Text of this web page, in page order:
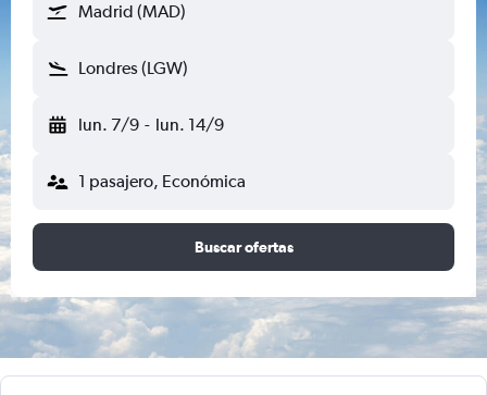
Madrid (MAD)
Londres (LGW)
lun. 7/9 - lun. 14/9
1 pasajero, Económica
Buscar ofertas